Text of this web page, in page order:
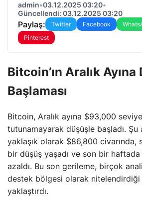
admin•03.12.2025 03:20•
Güncellendi: 03.12.2025 03:20
Paylaş: Twitter Facebook
Pinterest
Bitcoin’ın Aralık
Başlaması
Bitcoin, Aralık ayına $93,000
tutunamayarak düşüşle başladı. Şu
yaklaşık olarak $86,800
bir düşüş yaşadı ve son bir
azaldı. Bu son gerileme, birçok
destek bölgesi olarak nitelendirdiği
yaklaştırdı.